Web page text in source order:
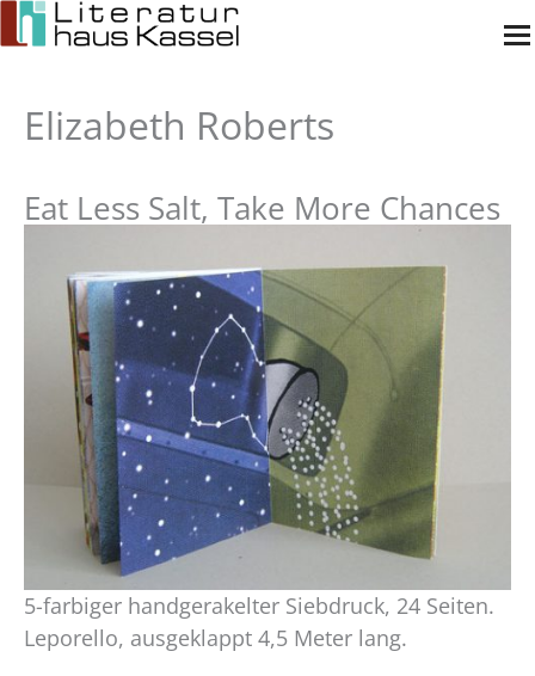
Zum
Inhalt
Elizabeth Roberts
Eat Less Salt, Take More Chances
5-farbiger handgerakelter Siebdruck, 24 Seiten.
Leporello, ausgeklappt 4,5 Meter lang.